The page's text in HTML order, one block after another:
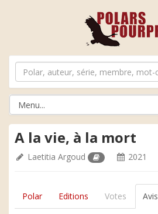
A la vie, à la mort
Laetitia Argoud 2021
Polar Editions Votes Avis